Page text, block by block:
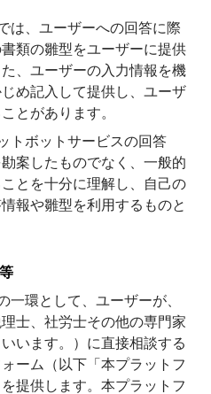
は、ユーザーへの回答に際
類の雛型をユーザーに提供
、ユーザーの入力情報を機
め記入して提供し、ユーザ
とがあります。
トボットサービスの回答
案したものでなく、一般的
とを十分に理解し、自己の
報や雛型を利用するものと
一環として、ユーザーが、
士、社労士その他の専門家
います。）に直接相談する
ーム（以下「本プラットフ
提供します。本プラットフ